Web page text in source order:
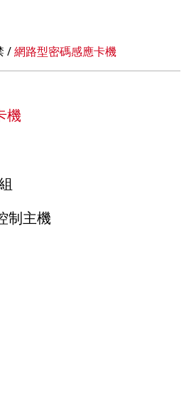
/網路型密碼感應卡機
機
制主機